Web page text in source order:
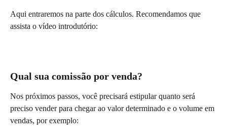
Aqui entraremos na parte dos cálculos. Recomendamos que
assista o vídeo introdutório:
Qual sua comissão por venda?
Nos próximos passos, você precisará estipular quanto será
preciso vender para chegar ao valor determinado e o volume em
vendas, por exemplo: